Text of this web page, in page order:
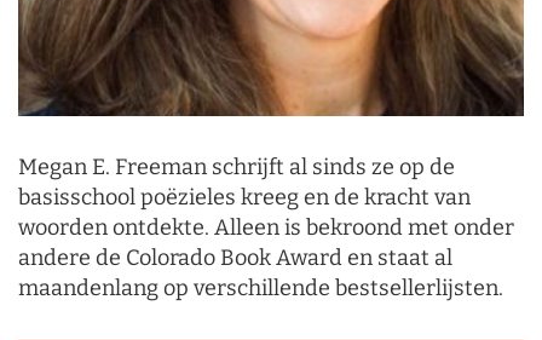
Megan E. Freeman schrijft al sinds ze op de
basisschool poëzieles kreeg en de kracht van
woorden ontdekte. Alleen is bekroond met onder
andere de Colorado Book Award en staat al
maandenlang op verschillende bestsellerlijsten.